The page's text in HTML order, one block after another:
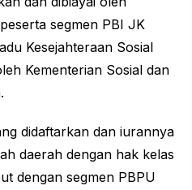
segmen PBI JK
Kesejahteraan Sosial
Kementerian Sosial dan
didaftarkan dan iurannya
daerah dengan hak kelas
dengan segmen PBPU